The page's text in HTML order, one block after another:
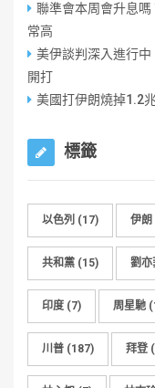
聯準會本周會升息
常高
美伊談判深入進行
開打
美國打伊朗燒掉1.2
標籤
以色列 (17) 伊朗
共和黨 (15) 劉亦
印度 (7) 周星馳
川普 (187) 拜登